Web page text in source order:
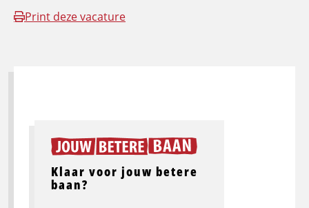
Print deze vacature
Klaar voor jouw betere
baan?